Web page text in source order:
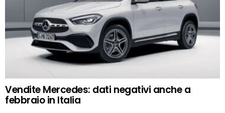
Vendite Mercedes: dati negativi anche a
febbraio in Italia